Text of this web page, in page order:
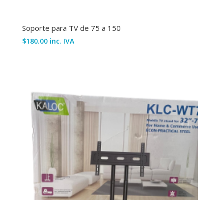
Soporte para TV de 75 a 150
$180.00 inc. IVA